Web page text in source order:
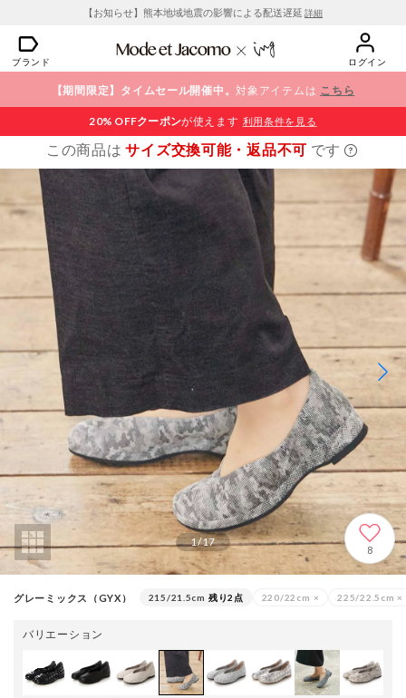
【お知らせ】熊本地域地震の影響による配送遅延 詳細
ブランド ログイン
【期間限定】タイムセール開催中。対象アイテムは こちら
20% OFFクーポンが使えます 利用条件を見る
この商品はサイズ交換可能・返品不可 です
1/17
8
グレーミックス（GYX） 215/21.5cm 残り2点 220/22cm × 225/22.5cm ×
バリエーション